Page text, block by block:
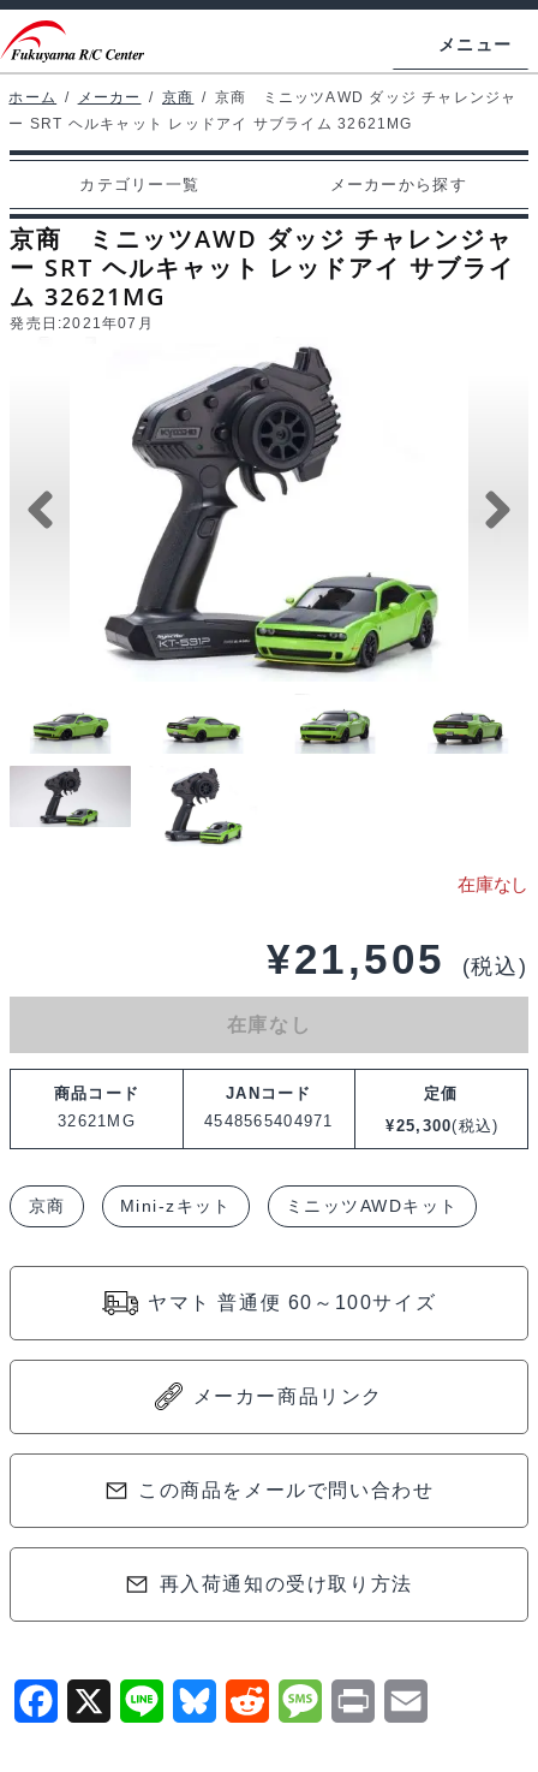
ビ
ゲ
ー
シ
ン
へ
ス
キ
ン
テ
ン
ツ
ス
キ
ッ
プ
メニュー
ホームページ
マイアカウント
カート
支払い
メーカーから探す
お問い合わせ
ブログ
ホーム / メーカー / 京商 / 京商 ミニッツAWD ダッジ チャレンジャ
ー SRT ヘルキャット レッドアイ サブライム 32621MG
カテゴリー一覧 メーカーから探す
京商 ミニッツAWD ダッジ チャレンジャ
ー SRT ヘルキャット レッドアイ サブライ
ム 32621MG
発売日:2021年07月
¥21,505 (税込)
在庫なし
商品コード
32621MG
JANコード
4548565404971
定価
¥25,300(税込)
京商 Mini-zキット ミニッツAWDキット
ヤマト 普通便 60～100サイズ
メーカー商品リンク
この商品をメールで問い合わせ
再入荷通知の受け取り方法
X B R M P